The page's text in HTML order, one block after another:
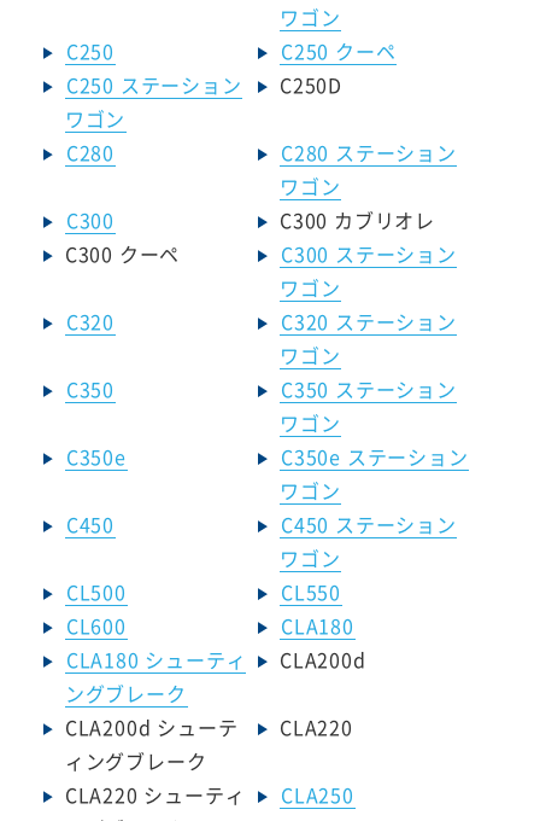
ワゴン
C250
C250 クーペ
C250 ステーション
ワゴン
C250D
C280
C280 ステーション
ワゴン
C300
C300 カブリオレ
C300 クーペ
C300 ステーション
ワゴン
C320
C320 ステーション
ワゴン
C350
C350 ステーション
ワゴン
C350e
C350e ステーション
ワゴン
C450
C450 ステーション
ワゴン
CL500
CL550
CL600
CLA180
CLA180 シューティ
ングブレーク
CLA200d
CLA200d シューテ
ィングブレーク
CLA220
CLA220 シューティ
CLA250